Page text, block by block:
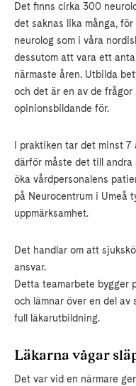
Det finns cirka 300
det saknas lika många,
neurolog som i våra
dessutom att vara ett
närmaste åren. Utbilda
och det är en av de
opinionsbildande för.
I praktiken tar det minst
därför måste det till
öka vårdpersonalens
på Neurocentrum i Umeå
uppmärksamhet.
Det handlar om att
ansvar.
Detta teamarbete bygger
och lämnar över en del
full läkarutbildning.
Läkarna vågar
Det var vid en närmare